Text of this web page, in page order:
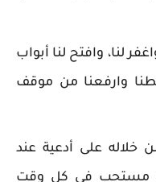
لنا، وافتح لنا أبواب
وارفعنا من موقف
خلاله على أدعية عند
مستحب في كل وقت